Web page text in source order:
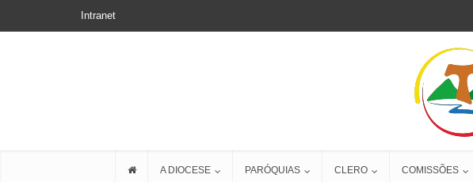
Intranet
A DIOCESE PARÓQUIAS CLERO COMISSÕES